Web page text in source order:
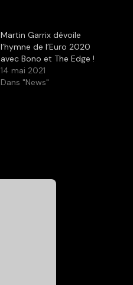
Martin Garrix dévoile
l’hymne de l’Euro 2020
avec Bono et The Edge !
14 mai 2021
Dans "News"